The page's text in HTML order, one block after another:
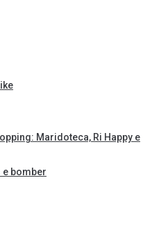
Maridoteca, Ri Happy e
e bomber